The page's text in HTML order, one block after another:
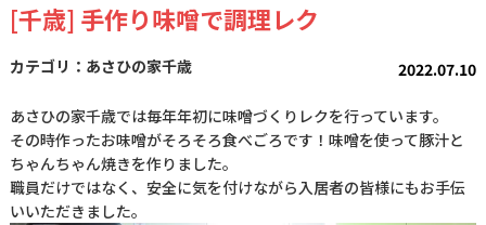
[千歳] 手作り味噌で調理レク
あさひの家千歳 2022.07.10
あさひの家千歳では毎年年初に味噌づくりレクを行っています。
その時作ったお味噌がそろそろ食べごろです！味噌を使って豚汁と
ちゃんちゃん焼きを作りました。
職員だけではなく、安全に気を付けながら入居者の皆様にもお手伝
いいただきました。